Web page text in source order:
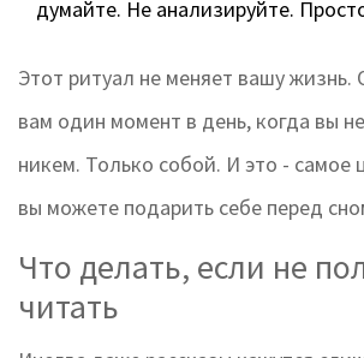
думайте. Не анализируйте.
Этот ритуал не меняет вашу жизнь.
вам один момент в день, когда вы
никем. Только собой. И это - самое
вы можете подарить себе перед
Что делать, если не
читать